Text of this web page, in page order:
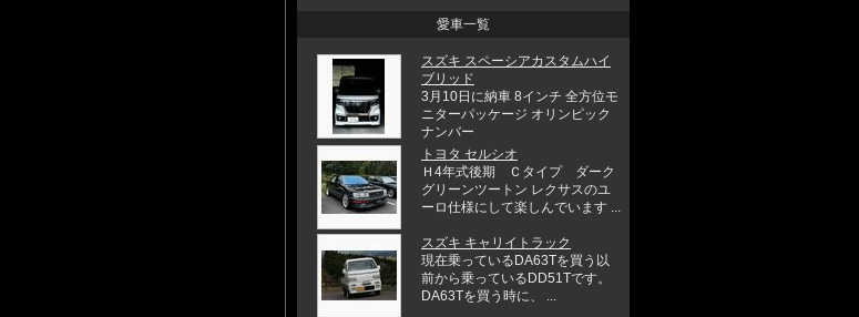
愛車一覧
スズキ スペーシアカスタムハイ
ブリッド
3月10日に納車 8インチ 全方位モ
ニターパッケージ オリンピック
ナンバー
トヨタ セルシオ
Ｈ4年式後期 Ｃタイプ ダーク
グリーンツートン レクサスのユ
ーロ仕様にして楽しんでいます ...
スズキ キャリイトラック
現在乗っているDA63Tを買う以
前から乗っているDD51Tです。
DA63Tを買う時に、 ...